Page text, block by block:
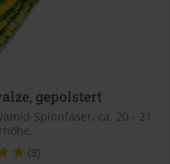
gepolstert
Spinnfaser, ca. 20 - 21
(8)